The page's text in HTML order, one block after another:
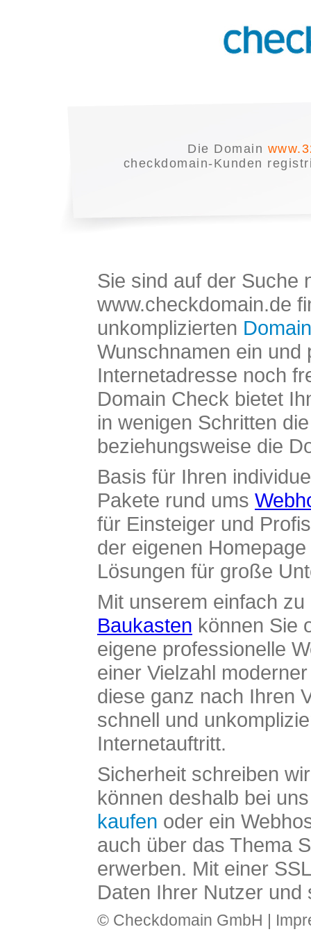
Die Domain
checkdomain-Kunden
Sie sind auf der Suche
www.checkdomain.de
unkomplizierten
Wunschnamen ein und
Internetadresse noch
Domain Check bietet
in wenigen Schritten
beziehungsweise die
Basis für Ihren
Pakete rund ums
für Einsteiger und
der eigenen
Lösungen für große
Mit unserem einfach
Baukasten können Sie
eigene professionelle
einer Vielzahl
diese ganz nach Ihren
schnell und
Internetauftritt.
Sicherheit schreiben
können deshalb bei
kaufen oder ein
auch über das Thema
erwerben. Mit einer
Daten Ihrer Nutzer und
© Checkdomain GmbH |